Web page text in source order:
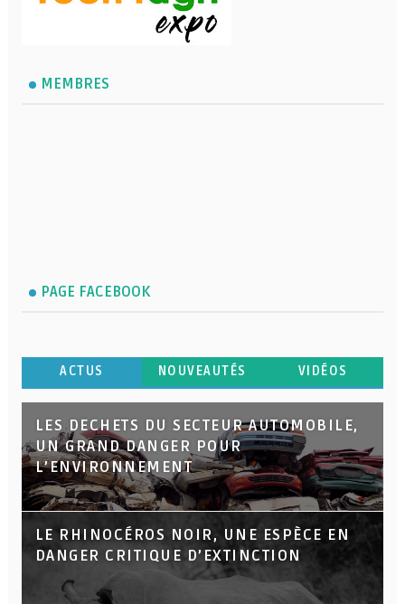
MEMBRES
PAGE FACEBOOK
ACTUS NOUVEAUTÉS VIDÉOS
LES DECHETS DU SECTEUR AUTOMOBILE,
UN GRAND DANGER POUR
L’ENVIRONNEMENT
LE RHINOCÉROS NOIR, UNE ESPÈCE EN
DANGER CRITIQUE D’EXTINCTION